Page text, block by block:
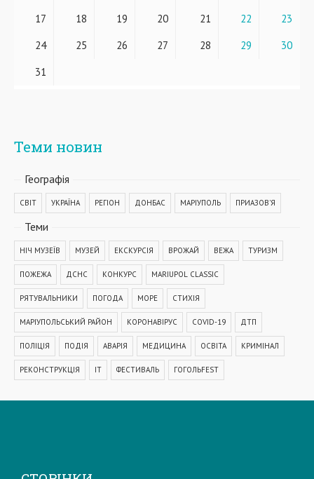
17
18 19 20 21 22
23
24
25 26 27 28 29
30
31
Теми новин
Географiя
СВІТ УКРАЇНА РЕГІОН ДОНБАС МАРІУПОЛЬ ПРИАЗОВ'Я
Теми
НІЧ МУЗЕЇВ МУЗЕЙ ЕКСКУРСІЯ ВРОЖАЙ ВЕЖА ТУРИЗМ
ПОЖЕЖА ДСНС КОНКУРС MARIUPOL CLASSIC
РЯТУВАЛЬНИКИ ПОГОДА МОРЕ СТИХІЯ
МАРІУПОЛЬСЬКИЙ РАЙОН КОРОНАВІРУС COVID-19 ДТП
ПОЛІЦІЯ ПОДІЯ АВАРІЯ МЕДИЦИНА ОСВІТА КРИМІНАЛ
РЕКОНСТРУКЦІЯ IT ФЕСТИВАЛЬ ГОГОЛЬFEST